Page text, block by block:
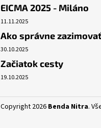
EICMA 2025 - Miláno
11.11.2025
Ako správne
30.10.2025
Začiatok cesty
19.10.2025
Copyright 2026 Benda Nitra.